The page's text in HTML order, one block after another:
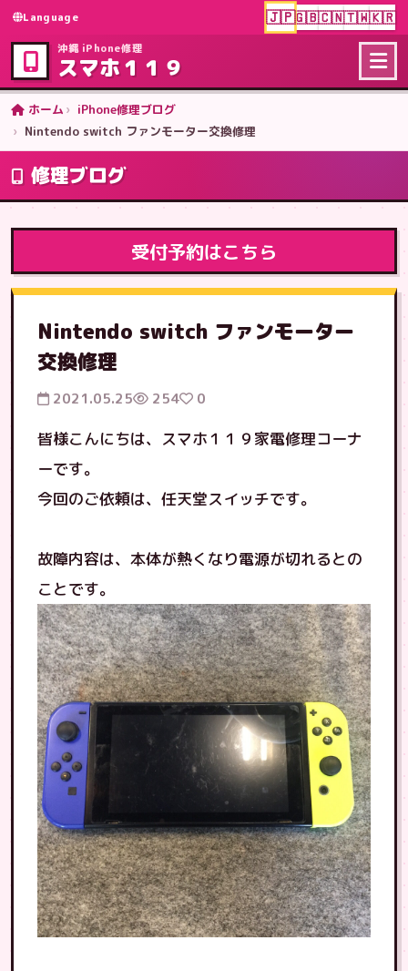
Language 🇯🇵🇬🇧🇨🇳🇹🇼🇰🇷
沖縄 iPhone修理
スマホ１１９
ホーム
iPhone修理ブログ
Nintendo switch ファンモーター交換修理
修理ブログ
受付予約はこちら
Nintendo switch ファンモーター
交換修理
2021.05.25 254 0
皆様こんにちは、スマホ１１９家電修理コーナ
ーです。
今回のご依頼は、任天堂スイッチです。
故障内容は、本体が熱くなり電源が切れるとの
ことです。